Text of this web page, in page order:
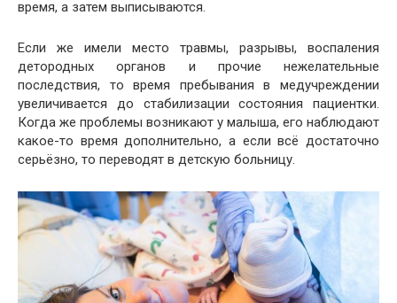
время, а затем выписываются.
Если же имели место травмы, разрывы, воспаления
детородных органов и прочие нежелательные
последствия, то время пребывания в медучреждении
увеличивается до стабилизации состояния пациентки.
Когда же проблемы возникают у малыша, его наблюдают
какое-то время дополнительно, а если всё достаточно
серьёзно, то переводят в детскую больницу.